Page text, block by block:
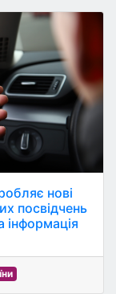
нові
посвідчень
інформація